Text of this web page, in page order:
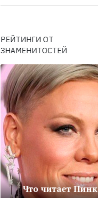
РЕЙТИНГИ ОТ
ЗНАМЕНИТОСТЕЙ
Что читает Пинк